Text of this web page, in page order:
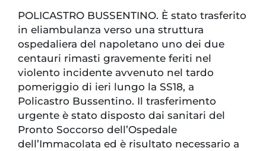
POLICASTRO BUSSENTINO. È stato trasferito
in eliambulanza verso una struttura
ospedaliera del napoletano uno dei due
centauri rimasti gravemente feriti nel
violento incidente avvenuto nel tardo
pomeriggio di ieri lungo la SS18, a
Policastro Bussentino. Il trasferimento
urgente è stato disposto dai sanitari del
Pronto Soccorso dell’Ospedale
dell’Immacolata ed è risultato necessario a